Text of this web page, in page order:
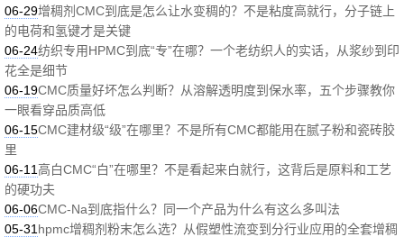
06-29增稠剂CMC到底是怎么让水变稠的？不是粘度高就行，分子链上
的电荷和氢键才是关键
06-24纺织专用HPMC到底“专”在哪？一个老纺织人的实话，从浆纱到印
花全是细节
06-19CMC质量好坏怎么判断？从溶解透明度到保水率，五个步骤教你
一眼看穿品质高低
06-15CMC建材级“级”在哪里？不是所有CMC都能用在腻子粉和瓷砖胶
里
06-11高白CMC“白”在哪里？不是看起来白就行，这背后是原料和工艺
的硬功夫
06-06CMC-Na到底指什么？同一个产品为什么有这么多叫法
05-31 hpmc增稠剂粉末怎么选？从假塑性流变到分行业应用的全套增稠